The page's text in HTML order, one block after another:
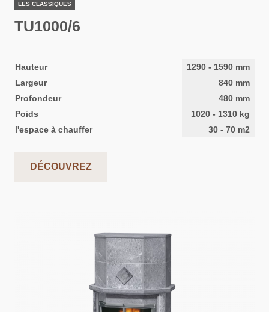
LES CLASSIQUES
TU1000/6
Hauteur 1290 - 1590 mm
Largeur
840 mm
Profondeur
480 mm
Poids
1020 - 1310 kg
l'espace à chauffer
30 - 70 m2
DÉCOUVREZ